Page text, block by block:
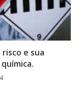
e sua